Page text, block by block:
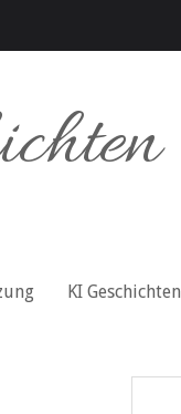
KI Geschichten